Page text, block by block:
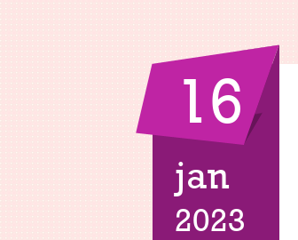
16
jan
2023